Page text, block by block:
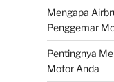
Mengapa
Penggemar
Pentingnya
Motor Anda